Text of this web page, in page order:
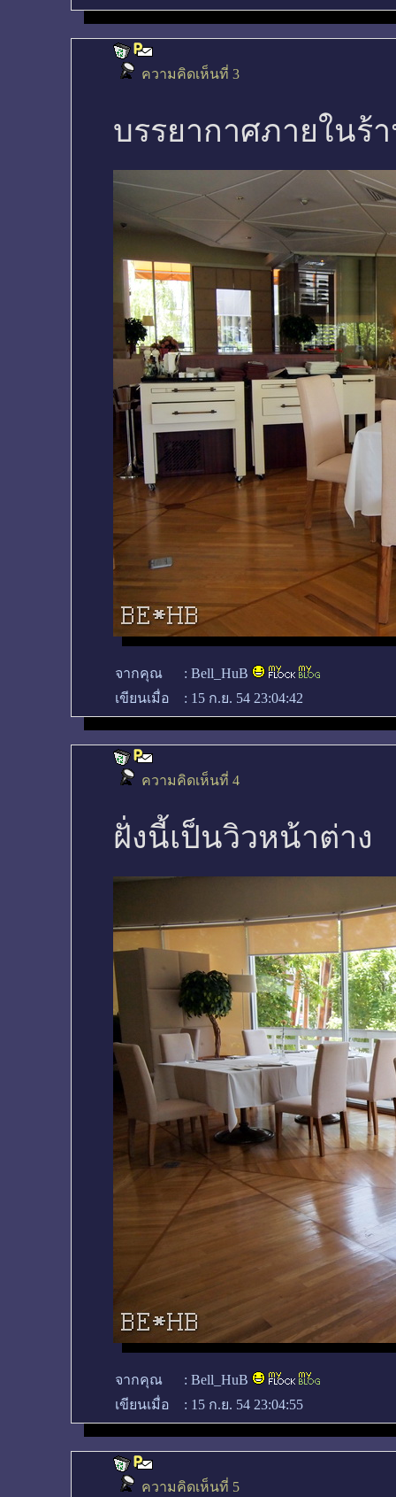
ความคิดเห็นที่ 3
บรรยากาศภายในร้
จากคุณ : Bell_HuB
เขียนเมื่อ
: 15 ก.ย. 54 23:04:42
ความคิดเห็นที่ 4
ฝั่งนี้เป็นวิวหน้าต่าง
จากคุณ : Bell_HuB
เขียนเมื่อ
: 15 ก.ย. 54 23:04:55
ความคิดเห็นที่ 5